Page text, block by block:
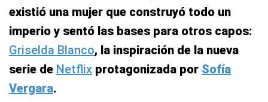
existió una mujer que construyó todo un
imperio y sentó las bases para otros capos:
Griselda Blanco, la inspiración de la nueva
serie de Netflix protagonizada por Sofía
Vergara.